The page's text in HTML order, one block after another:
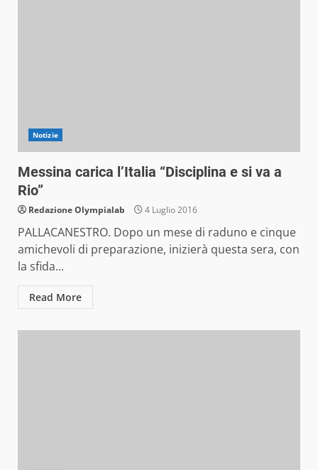
Notizie
Messina carica l’Italia “Disciplina e si va a
Rio”
Redazione Olympialab 4 Luglio 2016
PALLACANESTRO. Dopo un mese di raduno e cinque
amichevoli di preparazione, inizierà questa sera, con
la sfida...
Read More